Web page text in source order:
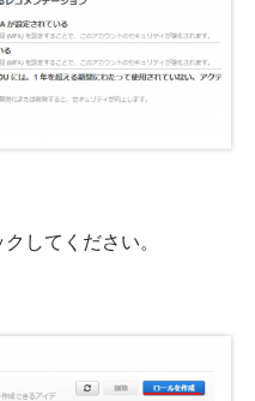
してください。